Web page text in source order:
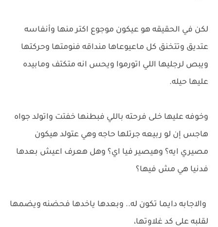
لكن في الحقيقه هو عيكون موجوع اكتر منها وأنفاسه
عتديق وتتخنق كل ماعيوعاها منداقه فنومتها وحركتها
ويبص لرجليها اللي اتورموا ويحس انه متكتف ومابيده
عليها حيله.
وخوفه عليها خلى فرحته باللي فبطنها خفتت واتولد جواه
هاجس إن لو ربيعه جرتلها حاجه وهي عتولد هيكون
مصيري ايه؟ وهيصير فيا اي؟ وهل هعرف اعيش بعدها
فدنيا هي مش فيها؟
والاجابه دايما تكون له.. وبعدها ياخدها فحضنه ويضمها
لقلبه على كد غلاوتها،